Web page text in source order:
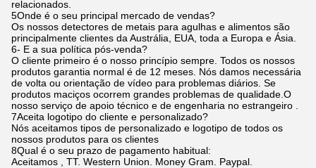
relacionados.
5Onde é o seu principal mercado de vendas?
Os nossos detectores de metais para agulhas e alimentos são
principalmente clientes da Austrália, EUA, toda a Europa e Ásia.
6- E a sua política pós-venda?
O cliente primeiro é o nosso princípio sempre. Todos os nossos
produtos garantia normal é de 12 meses. Nós damos necessária
de volta ou orientação de vídeo para problemas diários. Se
produtos maciços ocorrem grandes problemas de qualidade.O
nosso serviço de apoio técnico e de engenharia no estrangeiro .
7Aceita logotipo do cliente e personalizado?
Nós aceitamos tipos de personalizado e logotipo de todos os
nossos produtos para os clientes
8Qual é o seu prazo de pagamento habitual:
Aceitamos , TT. Western Union. Money Gram. Paypal.